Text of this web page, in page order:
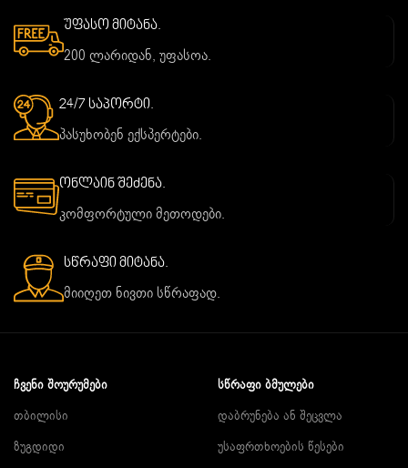
უფასო მიტანა.
200 ლარიდან, უფასოა.
24/7 საპორტი.
პასუხობენ ექსპერტები.
ონლაინ შეძენა.
კომფორტული მეთოდები.
სწრაფი მიტანა.
მიიღეთ ნივთი სწრაფად.
ᲩᲕᲔᲜᲘ ᲨᲝᲣᲠᲣᲛᲔᲑᲘ
თბილისი
ზუგდიდი
ᲡᲬᲠᲐᲤᲘ ᲑᲛᲣᲚᲔᲑᲘ
დაბრუნება ან შეცვლა
უსაფრთხოების წესები